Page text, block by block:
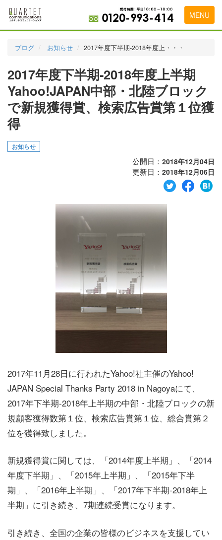
MENU
実績・お客様の声
初めて導入をお考えの方
代理店の乗り換えをお考えの方
広告代理店・HP制作会社様へ
お問い合わせ
ブログ お知らせ 2017年度下半期-2018年度上・・・
2017年度下半期-2018年度上半期
Yahoo!JAPAN中部・北陸ブロック
で新規獲得賞、検索広告賞第１位獲
得
お知らせ
公開日： 2018年12月04日
更新日： 2018年12月06日
2017年11月28日に行われたYahoo!社主催のYahoo!
JAPAN Special Thanks Party 2018 in Nagoyaにて、
2017年下半期-2018年上半期の中部・北陸ブロックの新
規顧客獲得数第１位、検索広告賞第１位、総合賞第２
位を獲得致しました。
新規獲得賞に関しては、「2014年度上半期」、「2014
年度下半期」、「2015年上半期」、「2015年下半
期」、「2016年上半期」、「2017年下半期-2018年上
半期」に引き続き、7期連続受賞になります。
引き続き、全国の企業の皆様のビジネスを支援してい